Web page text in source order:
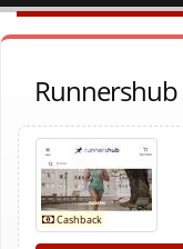
Runnershub